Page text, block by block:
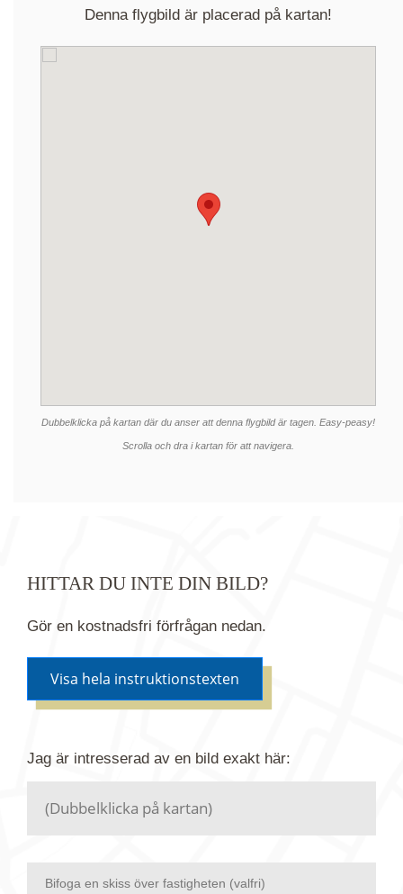
Denna flygbild är placerad på kartan!
Dubbelklicka på kartan där du anser att denna flygbild är tagen. Easy-peasy!
Scrolla och dra i kartan för att navigera.
HITTAR DU INTE DIN BILD?
Gör en kostnadsfri förfrågan nedan.
Visa hela instruktionstexten
förfrågan. Vi har flera miljoner bilder i vårt arkiv
Jag är intresserad av en bild exakt här:
Bifoga en skiss över fastigheten (valfri)